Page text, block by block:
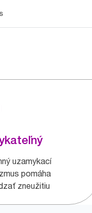
uzamykací
pomáha
zneužitiu